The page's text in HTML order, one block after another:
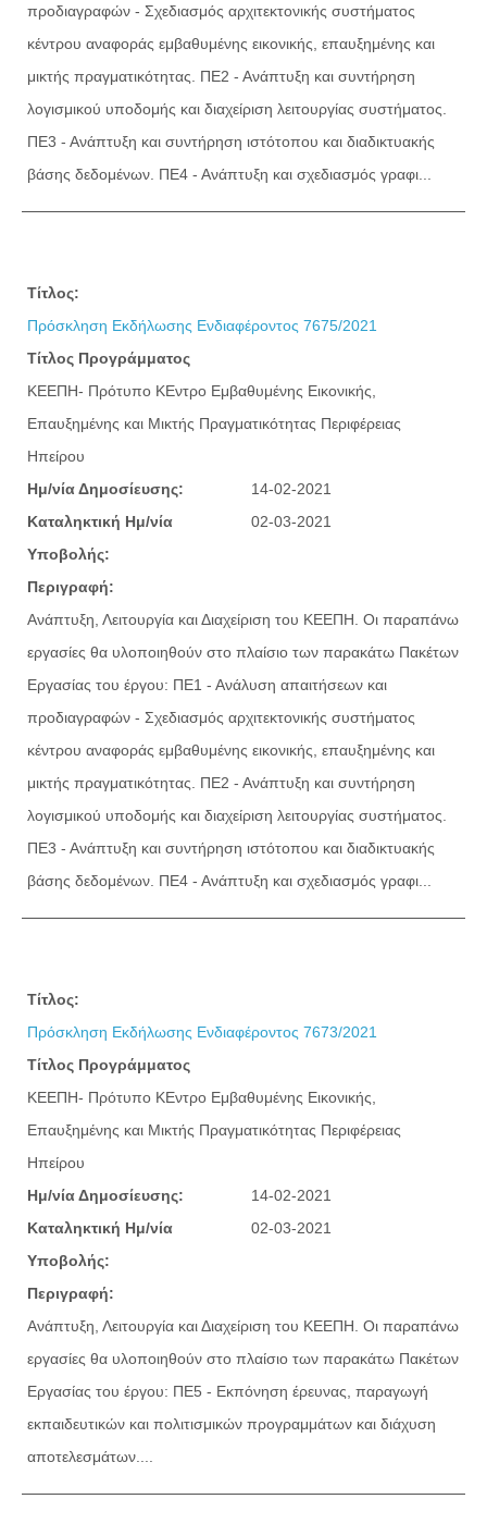
προδιαγραφών - Σχεδιασμός αρχιτεκτονικής συστήματος
κέντρου αναφοράς εμβαθυμένης εικονικής, επαυξημένης και
μικτής πραγματικότητας. ΠΕ2 - Ανάπτυξη και συντήρηση
λογισμικού υποδομής και διαχείριση λειτουργίας συστήματος.
ΠΕ3 - Ανάπτυξη και συντήρηση ιστότοπου και διαδικτυακής
βάσης δεδομένων. ΠΕ4 - Ανάπτυξη και σχεδιασμός γραφι...
Τίτλος:
Πρόσκληση Εκδήλωσης Ενδιαφέροντος 7675/2021
Τίτλος Προγράμματος
ΚΕΕΠΗ- Πρότυπο ΚΕντρο Εμβαθυμένης Εικονικής,
Επαυξημένης και Μικτής Πραγματικότητας Περιφέρειας
Ηπείρου
Ημ/νία Δημοσίευσης:
14-02-2021
Καταληκτική Ημ/νία
Υποβολής:
02-03-2021
Περιγραφή:
Ανάπτυξη, Λειτουργία και Διαχείριση του ΚΕΕΠΗ. Οι παραπάνω
εργασίες θα υλοποιηθούν στο πλαίσιο των παρακάτω Πακέτων
Εργασίας του έργου: ΠΕ1 - Ανάλυση απαιτήσεων και
προδιαγραφών - Σχεδιασμός αρχιτεκτονικής συστήματος
κέντρου αναφοράς εμβαθυμένης εικονικής, επαυξημένης και
μικτής πραγματικότητας. ΠΕ2 - Ανάπτυξη και συντήρηση
λογισμικού υποδομής και διαχείριση λειτουργίας συστήματος.
ΠΕ3 - Ανάπτυξη και συντήρηση ιστότοπου και διαδικτυακής
βάσης δεδομένων. ΠΕ4 - Ανάπτυξη και σχεδιασμός γραφι...
Τίτλος:
Πρόσκληση Εκδήλωσης Ενδιαφέροντος 7673/2021
Τίτλος Προγράμματος
ΚΕΕΠΗ- Πρότυπο ΚΕντρο Εμβαθυμένης Εικονικής,
Επαυξημένης και Μικτής Πραγματικότητας Περιφέρειας
Ηπείρου
Ημ/νία Δημοσίευσης:
14-02-2021
Καταληκτική Ημ/νία
Υποβολής:
02-03-2021
Περιγραφή:
Ανάπτυξη, Λειτουργία και Διαχείριση του ΚΕΕΠΗ. Οι παραπάνω
εργασίες θα υλοποιηθούν στο πλαίσιο των παρακάτω Πακέτων
Εργασίας του έργου: ΠΕ5 - Εκπόνηση έρευνας, παραγωγή
εκπαιδευτικών και πολιτισμικών προγραμμάτων και διάχυση
αποτελεσμάτων....